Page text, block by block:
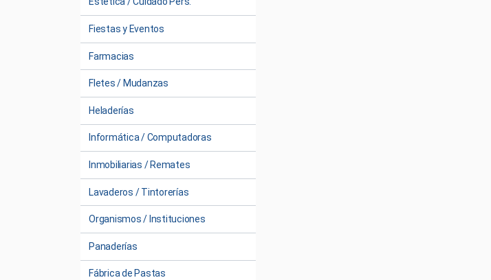
Fiestas y Eventos
Farmacias
Fletes / Mudanzas
Heladerías
Informática / Computadoras
Inmobiliarias / Remates
Lavaderos / Tintorerías
Organismos / Instituciones
Panaderías
Fábrica de Pastas